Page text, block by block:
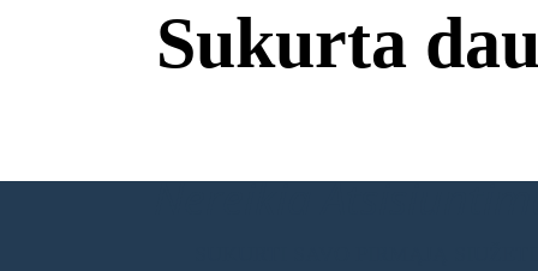
Sukurta
Nereikia